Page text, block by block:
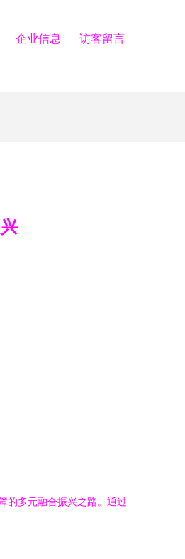
企业信息 访客留言
的多元融合振兴之路。通过